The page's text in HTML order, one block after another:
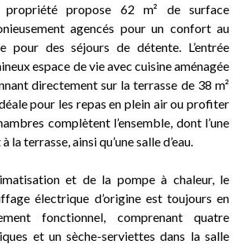
propriété propose 62 m² de surface
agencés pour un confort au
pour des séjours de détente. L’entrée
espace de vie avec cuisine aménagée
directement sur la terrasse de 38 m²
pour les repas en plein air ou profiter
complètent l’ensemble, dont l’une
la terrasse, ainsi qu’une salle d’eau.
et de la pompe à chaleur, le
électrique d’origine est toujours en
fonctionnel, comprenant quatre
et un sèche-serviettes dans la salle